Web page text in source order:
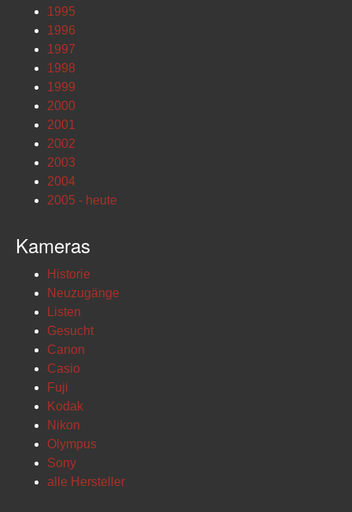
1995
1996
1997
1998
1999
2000
2001
2002
2003
2004
2005 - heute
Kameras
Historie
Neuzugänge
Listen
Gesucht
Canon
Casio
Fuji
Kodak
Nikon
Olympus
Sony
alle Hersteller